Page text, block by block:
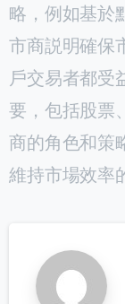
略，例如基於
市商説明確保
戶交易者都受
要，包括股票
商的角色和策
維持市場效率